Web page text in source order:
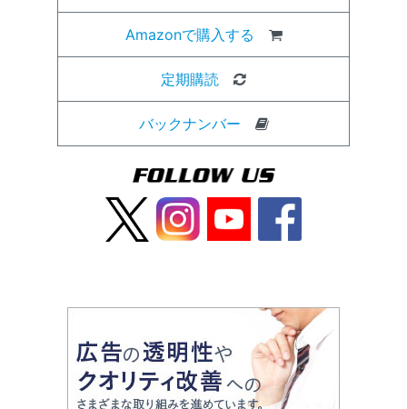
Amazonで購入する
定期購読
バックナンバー